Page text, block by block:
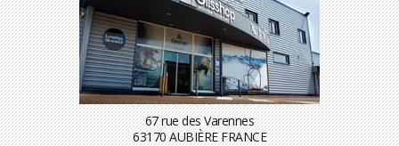
67 rue des Varennes
63170 AUBIÈRE FRANCE